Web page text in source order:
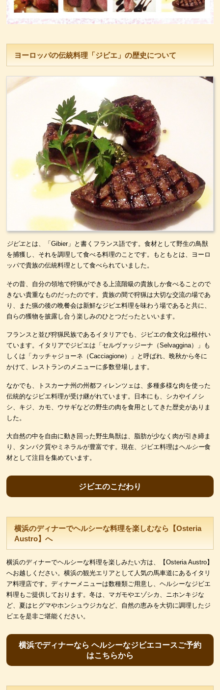
ヨーロッパの伝統料理「ジビエ」の歴史について
ジビエとは、「Gibier」と書くフランス語です。食材として野生の鳥獣
を捕獲し、それを調理して食べる料理のことです。もともとは、ヨーロ
ッパで貴族の伝統料理として食べられていました。
その昔、自分の領地で狩猟ができる上流階級の貴族しか食べることので
きない貴重なものだったのです。貴族の間で狩猟は大切な交流の場であ
り、また猟の後の晩餐会は新鮮なジビエ料理を味わう場であると共に、
自らの獲物を披露し合う楽しみのひとつだったといいます。
フランスと並び狩猟民族であるイタリアでも、ジビエの食文化は根付い
ています。イタリアでジビエは「セルヴァッジーナ（Selvaggina）」も
しくは「カッチャジョーネ（Cacciagione）」と呼ばれ、晩秋から冬に
かけて、レストランのメニューに多数登場します。
なかでも、トスカーナ州の州都フィレンツェは、多種多様な肉を使った
伝統的なジビエ料理が受け継がれています。日本にも、シカやイノシ
シ、キジ、カモ、ウサギなどの野生の肉を食用としてきた歴史がありま
した。
大自然の中を自由に動き回った野生鳥獣は、脂肪が少なく肉が引き締ま
り、タンパク質やミネラルが豊富です。現在、ジビエ料理はヘルシー食
材として注目を集めています。
ジビエのこだわり
横浜のディナーでヘルシーな料理を楽しむなら【Osteria
Austro】へ
横浜のディナーでヘルシーな料理を楽しみたい方は、【Osteria Austro】
へお越しください。横浜の観光エリアとして人気の馬車道にあるイタリ
ア料理店です。ディナーメニューは数種類ご用意し、ヘルシーなジビエ
料理もご提供しております。冬は、マガモやエゾシカ、ニホンキジな
ど、夏はヒグマやホンシュウジカなど、自然の恵みを大切に調理したジ
ビエを是非ご堪能ください。
横浜でディナーなら ヘルシーなジビエコースご予約
はこちらから